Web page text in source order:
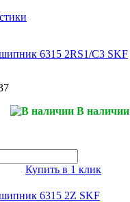
6315 2RS1/C3 SKF
В наличии
Купить в 1 клик
6315 2Z SKF